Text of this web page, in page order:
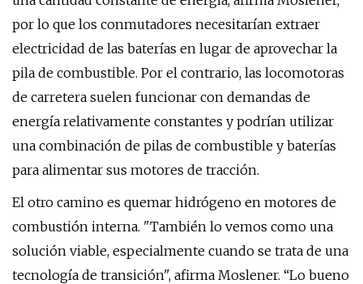
por lo que los conmutadores necesitarían extraer
electricidad de las baterías en lugar de aprovechar la
pila de combustible. Por el contrario, las locomotoras
de carretera suelen funcionar con demandas de
energía relativamente constantes y podrían utilizar
una combinación de pilas de combustible y baterías
para alimentar sus motores de tracción.
El otro camino es quemar hidrógeno en motores de
combustión interna. "También lo vemos como una
solución viable, especialmente cuando se trata de una
tecnología de transición", afirma Moslener. “Lo bueno